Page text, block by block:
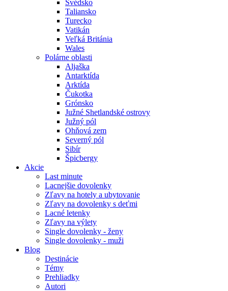
Švédsko
Taliansko
Turecko
Vatikán
Veľká Británia
Wales
Polárne oblasti
Aljaška
Antarktída
Arktída
Čukotka
Grónsko
Južné Shetlandské ostrovy
Južný pól
Ohňová zem
Severný pól
Sibír
Špicbergy
Akcie
Last minute
Lacnejšie dovolenky
Zľavy na hotely a ubytovanie
Zľavy na dovolenky s deťmi
Lacné letenky
Zľavy na výlety
Single dovolenky - ženy
Single dovolenky - muži
Blog
Destinácie
Témy
Prehliadky
Autori